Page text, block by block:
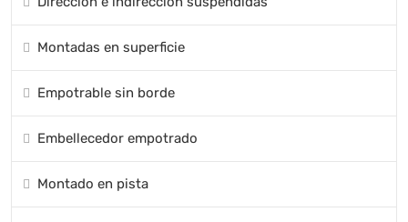
Montadas en superficie
Empotrable sin borde
Embellecedor empotrado
Montado en pista